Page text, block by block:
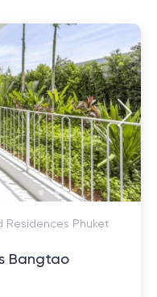
Residences Phuket
Bangtao